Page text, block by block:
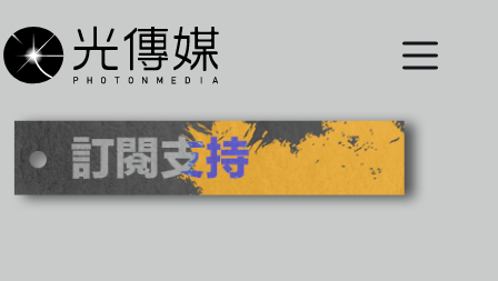
至
主
內